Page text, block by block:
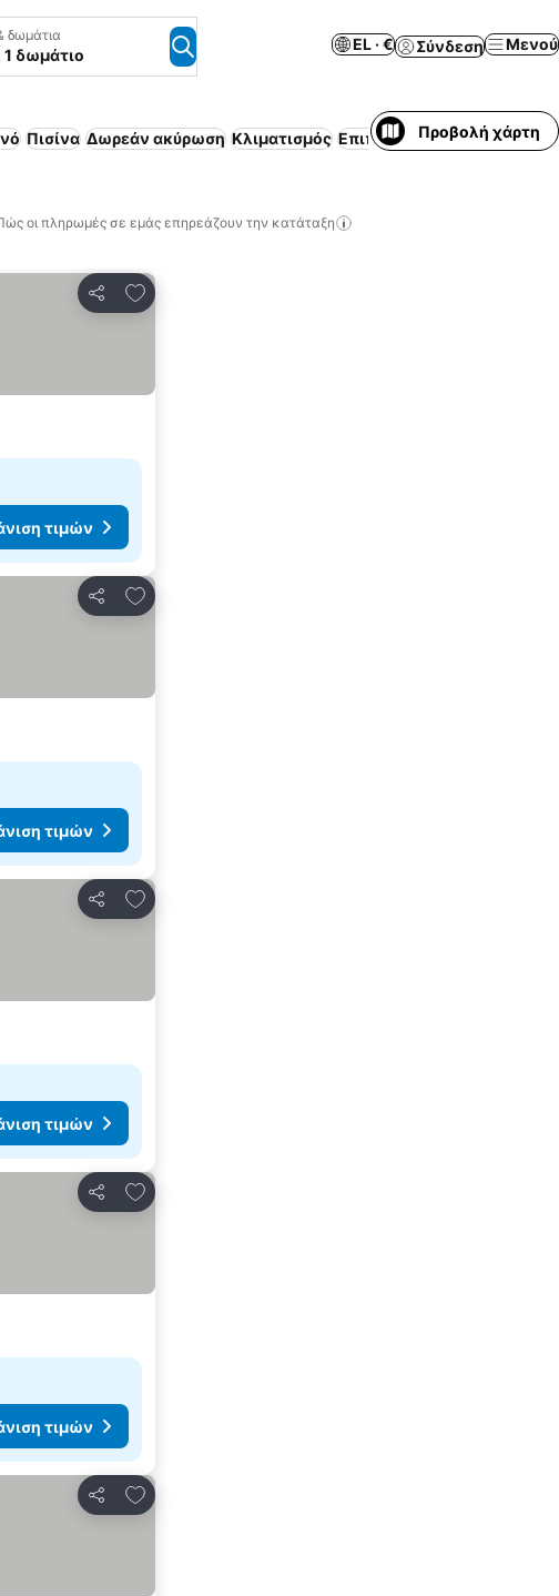
δωμάτια
δωμάτιο
EL · € Σύνδεση Μενού
Πισίνα Δωρεάν ακύρωση Κλιματισμός Επιπλωμένο διαμέρισμα
Προβολή χάρτη
οι πληρωμές σε εμάς επηρεάζουν την κατάταξη
Κοινοποίηση
Προσθήκη στα αγαπημένα
τιμών
Κοινοποίηση
Προσθήκη στα αγαπημένα
τιμών
Κοινοποίηση
Προσθήκη στα αγαπημένα
τιμών
Κοινοποίηση
Προσθήκη στα αγαπημένα
τιμών
Κοινοποίηση
Προσθήκη στα αγαπημένα